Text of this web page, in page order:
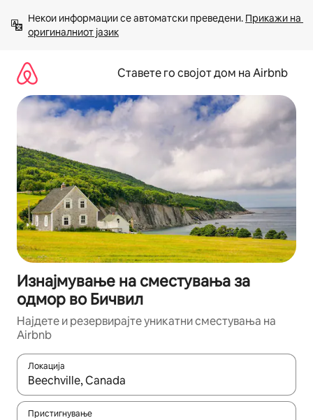
содржина
Некои информации се автоматски преведени. Прикажи на
оригиналниот јазик
Ставете го својот дом на Airbnb
Изнајмување на сместувања за
одмор во Бичвил
Најдете и резервирајте уникатни сместувања на
Airbnb
Локација
Кога резултатите се достапни, движете се со копчињата
Пристигнување